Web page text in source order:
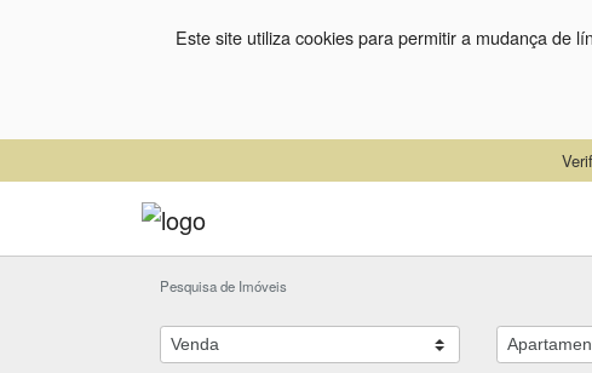
Este site utiliza cookies para permitir a mudança de
Pesquisa de Imóveis